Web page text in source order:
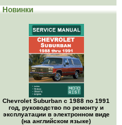
Новинки
Chevrolet Suburban с 1988 по 1991
год, руководство по ремонту и
эксплуатации в электронном виде
(на английском языке)